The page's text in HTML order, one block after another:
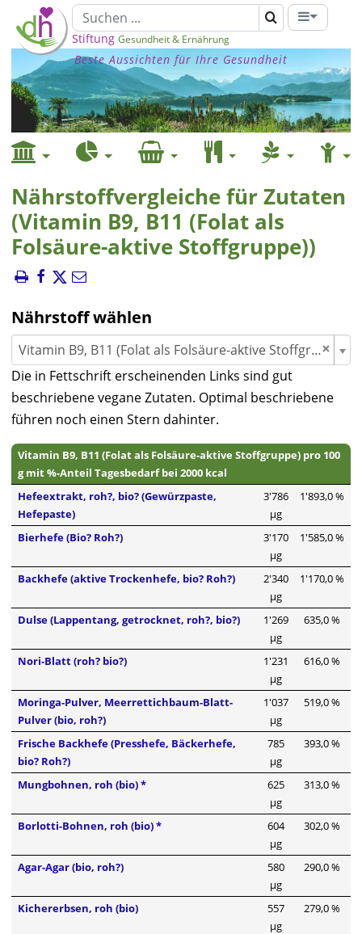
Stiftung Gesundheit & Ernährung
Beste Aussichten für Ihre Gesundheit
Nährstoffvergleiche für Zutaten
(Vitamin B9, B11 (Folat als
Folsäure-aktive Stoffgruppe))
Nährstoff wählen
×
Vitamin B9, B11 (Folat als Folsäure-aktive Stoffgruppe)
Die in Fettschrift erscheinenden Links sind gut
beschriebene vegane Zutaten. Optimal beschriebene
führen noch einen Stern dahinter.
Vitamin B9, B11 (Folat als Folsäure-aktive Stoffgruppe) pro 100
g mit %-Anteil Tagesbedarf bei 2000 kcal
Hefeextrakt, roh?, bio? (Gewürzpaste,
Hefepaste)
3'786
µg
1'893,0 %
Bierhefe (Bio? Roh?)
3'170
µg
1'585,0 %
Backhefe (aktive Trockenhefe, bio? Roh?)
2'340
µg
1'170,0 %
Dulse (Lappentang, getrocknet, roh?, bio?)
1'269
µg
635,0 %
Nori-Blatt (roh? bio?)
1'231
µg
616,0 %
Moringa-Pulver, Meerrettichbaum-Blatt-
Pulver (bio, roh?)
1'037
µg
519,0 %
Frische Backhefe (Presshefe, Bäckerhefe,
bio? Roh?)
785
µg
393,0 %
Mungbohnen, roh (bio) *
625
µg
313,0 %
Borlotti-Bohnen, roh (bio) *
604
µg
302,0 %
Agar-Agar (bio, roh?)
580
µg
290,0 %
Kichererbsen, roh (bio)
557
µg
279,0 %